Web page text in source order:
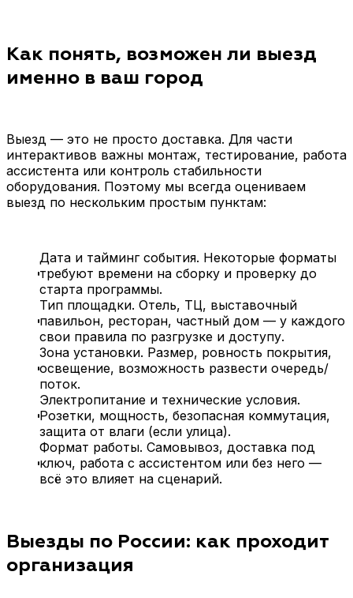
Как понять, возможен ли выезд
именно в ваш город
Выезд — это не просто доставка. Для части
интерактивов важны монтаж, тестирование, работа
ассистента или контроль стабильности
оборудования. Поэтому мы всегда оцениваем
выезд по нескольким простым пунктам:
Дата и тайминг события. Некоторые форматы
требуют времени на сборку и проверку до
старта программы.
Тип площадки. Отель, ТЦ, выставочный
павильон, ресторан, частный дом — у каждого
свои правила по разгрузке и доступу.
Зона установки. Размер, ровность покрытия,
освещение, возможность развести очередь/
поток.
Электропитание и технические условия.
Розетки, мощность, безопасная коммутация,
защита от влаги (если улица).
Формат работы. Самовывоз, доставка под
ключ, работа с ассистентом или без него —
всё это влияет на сценарий.
Выезды по России: как проходит
организация